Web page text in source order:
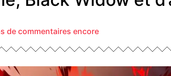
de commentaires encore